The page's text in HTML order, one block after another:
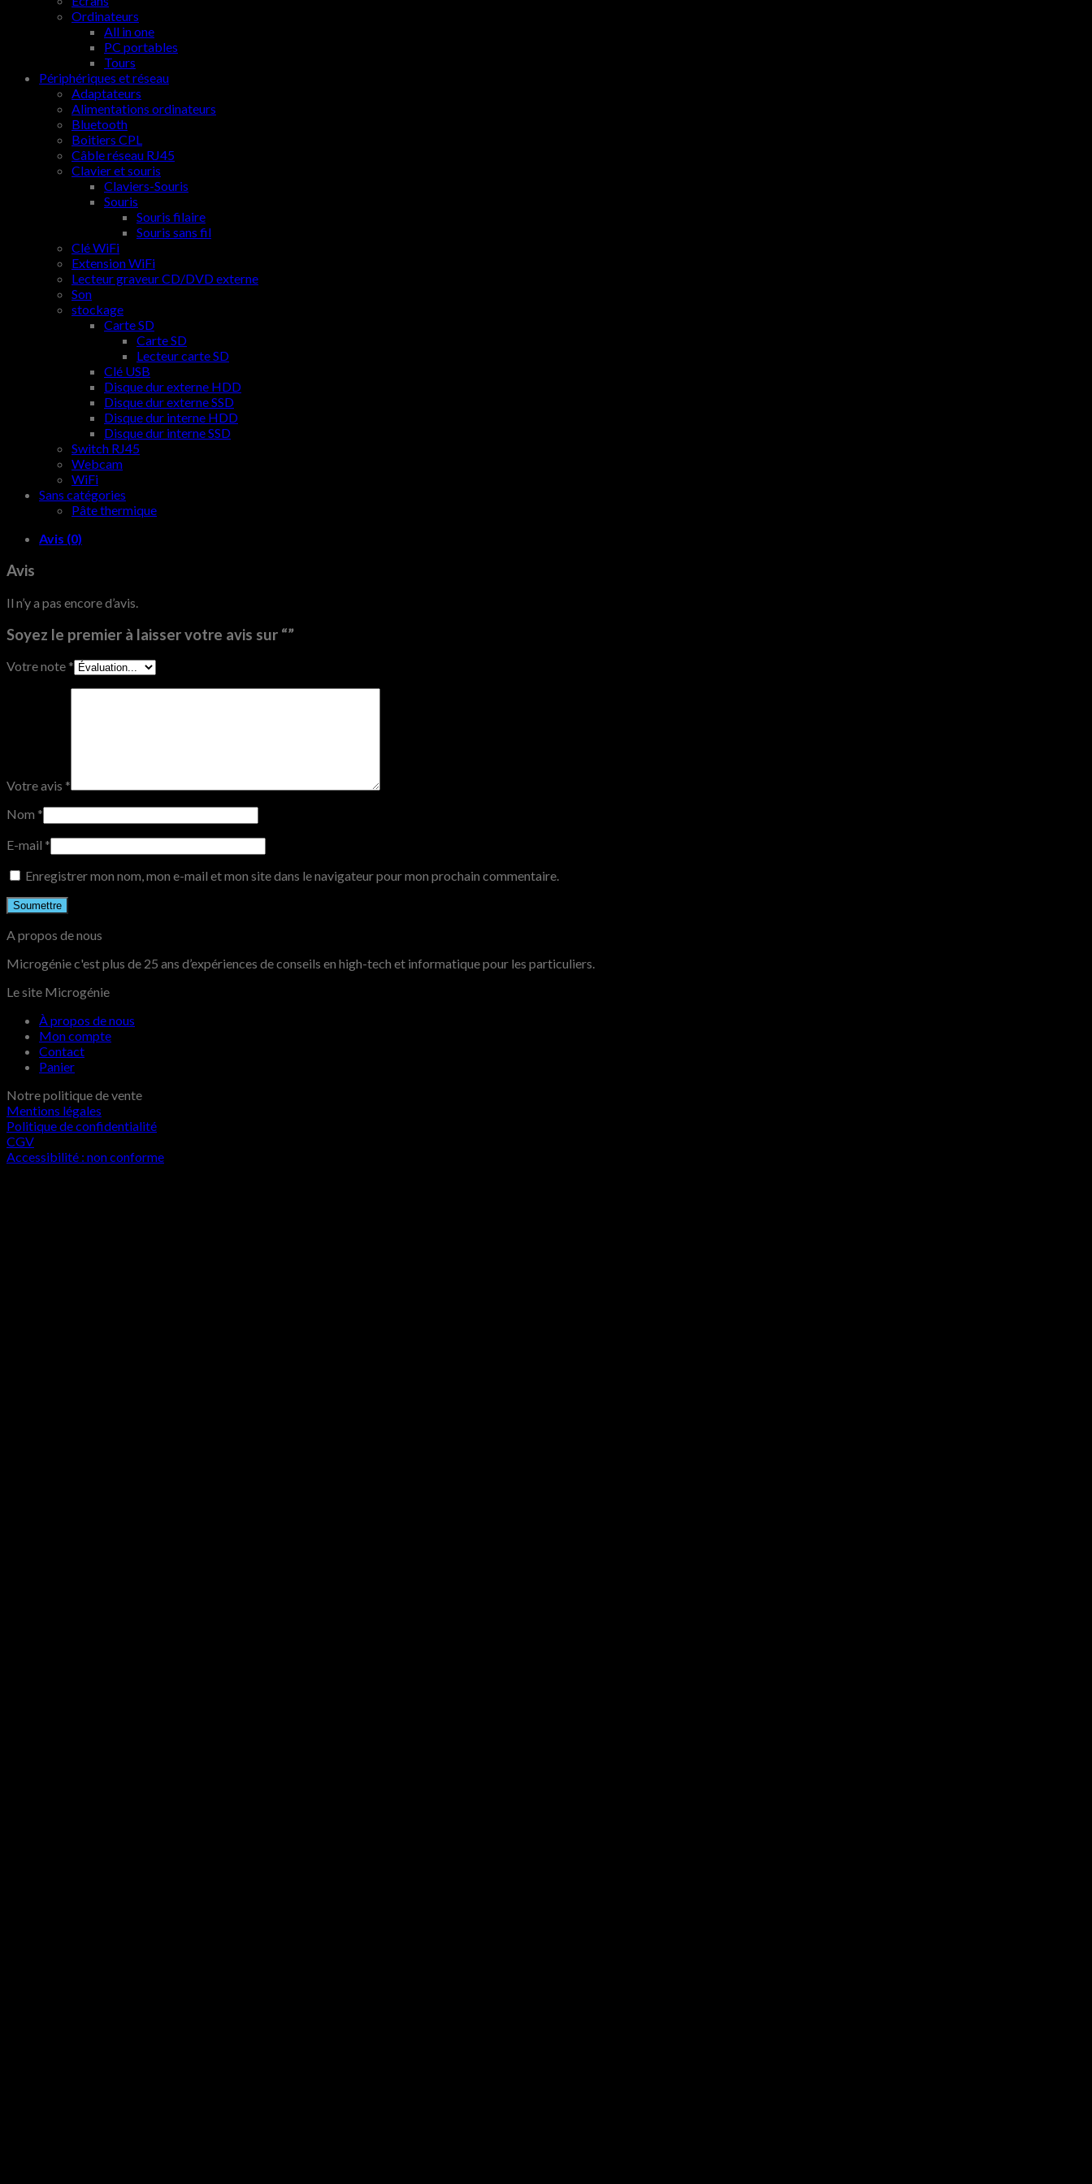
Ordinateurs
All in one
PC portables
Tours
Périphériques et réseau
Adaptateurs
Alimentations ordinateurs
Bluetooth
Boitiers CPL
Câble réseau RJ45
Clavier et souris
Claviers-Souris
Souris
Souris filaire
Souris sans fil
Clé WiFi
Extension WiFi
Lecteur graveur CD/DVD externe
Son
stockage
Carte SD
Carte SD
Lecteur carte SD
Clé USB
Disque dur externe HDD
Disque dur externe SSD
Disque dur interne HDD
Disque dur interne SSD
Switch RJ45
Webcam
WiFi
Sans catégories
Pâte thermique
Avis (0)
Avis
Il n’y a pas encore d’avis.
Soyez le premier à laisser votre avis sur “”
Votre note *
Votre avis *
Nom *
E-mail *
Enregistrer mon nom, mon e-mail et mon site dans le navigateur pour mon prochain commentaire.
A propos de nous
Microgénie c'est plus de 25 ans d’expériences de conseils en high-tech et informatique pour les particuliers.
Le site Microgénie
À propos de nous
Mon compte
Contact
Panier
Notre politique de vente
Mentions légales
Politique de confidentialité
CGV
Accessibilité : non conforme